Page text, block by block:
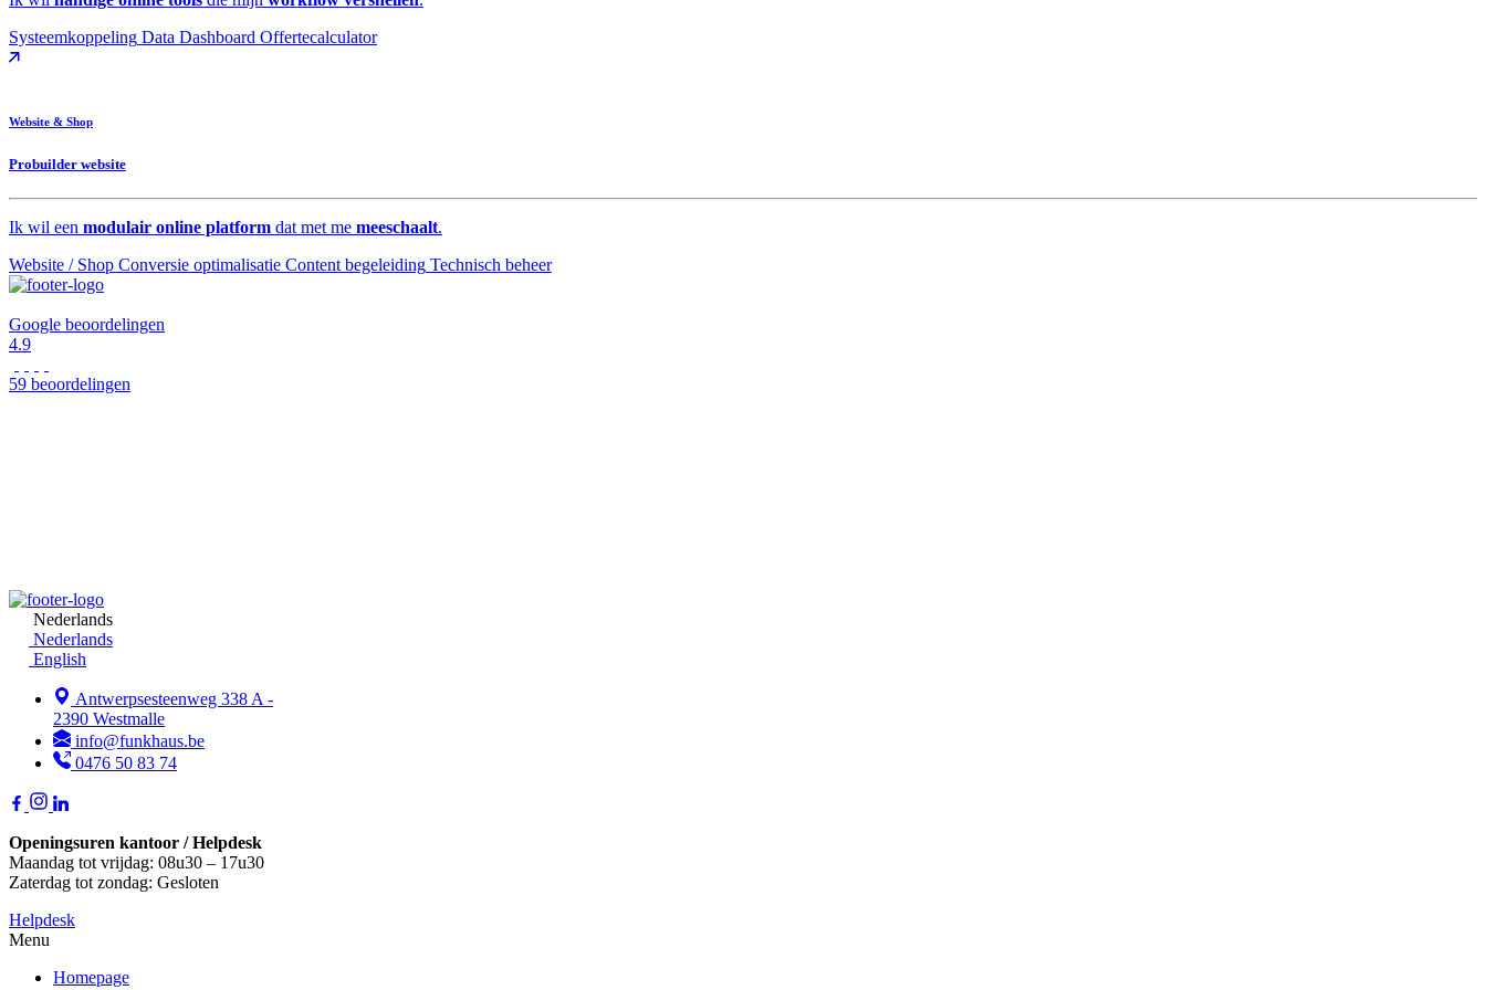
Systeemkoppeling Data Dashboard Offertecalculator
Website & Shop
Probuilder website
Ik wil een modulair online platform dat met me meeschaalt.
Website / Shop Conversie optimalisatie Content begeleiding Technisch beheer
Google beoordelingen
4.9
59 beoordelingen
Nederlands
Nederlands
English
Antwerpsesteenweg 338 A -
2390 Westmalle
info@funkhaus.be
0476 50 83 74
Openingsuren kantoor / Helpdesk
Maandag tot vrijdag: 08u30 – 17u30
Zaterdag tot zondag: Gesloten
Helpdesk
Menu
Homepage